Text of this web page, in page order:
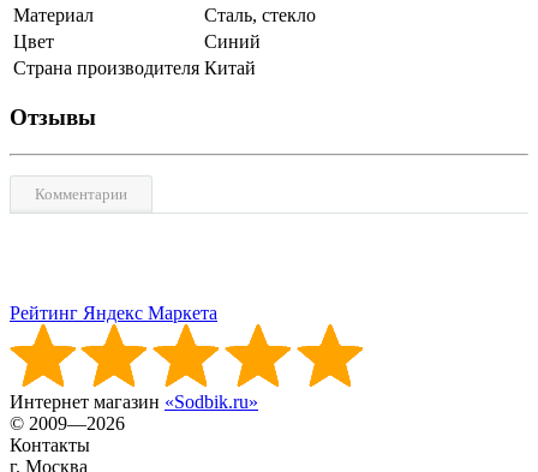
Материал
Сталь, стекло
Цвет
Синий
Страна производителя Китай
Отзывы
Комментарии
Рейтинг Яндекс Маркета
Интернет магазин «Sodbik.ru»
© 2009—2026
Контакты
г. Москва